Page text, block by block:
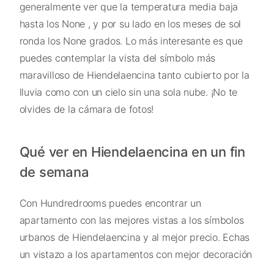
generalmente ver que la temperatura media baja
hasta los None , y por su lado en los meses de sol
ronda los None grados. Lo más interesante es que
puedes contemplar la vista del símbolo más
maravilloso de Hiendelaencina tanto cubierto por la
lluvia como con un cielo sin una sola nube. ¡No te
olvides de la cámara de fotos!
Qué ver en Hiendelaencina en un fin
de semana
Con Hundredrooms puedes encontrar un
apartamento con las mejores vistas a los símbolos
urbanos de Hiendelaencina y al mejor precio. Echas
un vistazo a los apartamentos con mejor decoración